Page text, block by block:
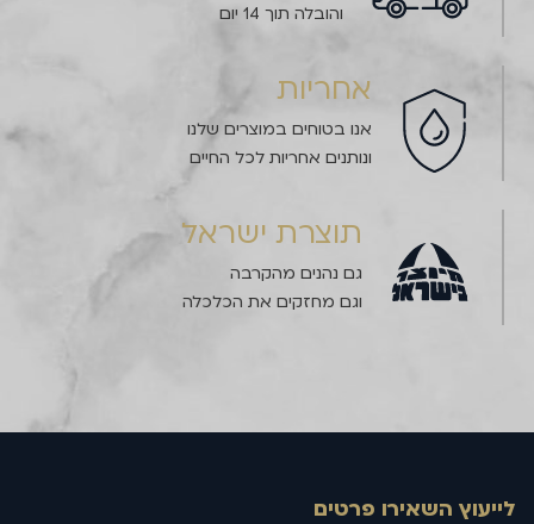
והובלה תוך 14 יום
אחריות
אנו בטוחים במוצרים שלנו
ונותנים אחריות לכל החיים
תוצרת ישראל
גם נהנים מהקרבה
וגם מחזקים את הכלכלה
לייעוץ השאירו פרטים